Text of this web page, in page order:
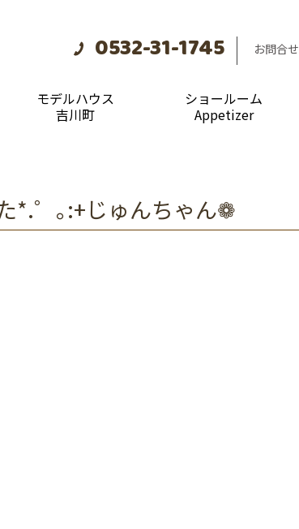
0532-31-1745 お問合せ
モデルハウス
吉川町
ショールーム
Appetizer
*.゜｡:+じゅんちゃん❁